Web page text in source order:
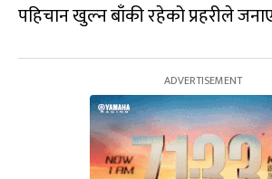
पहिचान खुल्न बाँकी रहेको प्रहरीले